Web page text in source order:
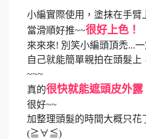
小編實際使用，塗抹在手臂
當滑順好推~~很好上色！
來來來! 別笑小編頭頂禿...
自己就能簡單親拍在頭髮上
~~~
真的很快就能遮頭皮外露
很好~~
加整理頭髮的時間大概只花
(≧∀≦)